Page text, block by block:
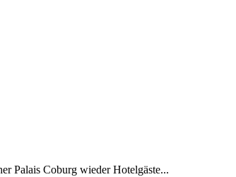
Palais Coburg wieder Hotelgäste...